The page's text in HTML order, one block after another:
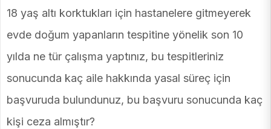
18 yaş altı korktukları için hastanelere gitmeyerek
evde doğum yapanların tespitine yönelik son 10
yılda ne tür çalışma yaptınız, bu tespitleriniz
sonucunda kaç aile hakkında yasal süreç için
başvuruda bulundunuz, bu başvuru sonucunda kaç
kişi ceza almıştır?